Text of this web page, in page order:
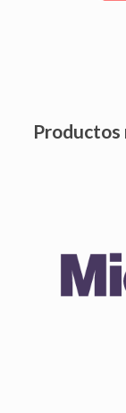
Productos
Click edit